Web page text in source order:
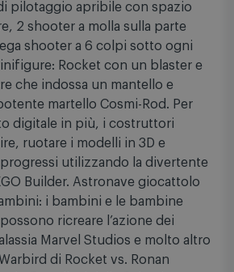
pilotaggio apribile con spazio
2 shooter a molla sulla parte
shooter a 6 colpi sotto ogni
Rocket con un blaster e
che indossa un mantello e
martello Cosmi-Rod. Per
digitale in più, i costruttori
ruotare i modelli in 3D e
utilizzando la divertente
Builder. Astronave giocattolo
i bambini e le bambine
ricreare l’azione dei
Marvel Studios e molto altro
di Rocket vs. Ronan